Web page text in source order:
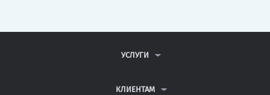
УСЛУГИ
ДИПЛОМНЫЕ РАБОТЫ
КЛИЕНТАМ